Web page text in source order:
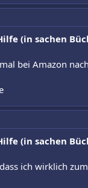
(in sachen
bei Amazon
(in sachen
ich wirklich